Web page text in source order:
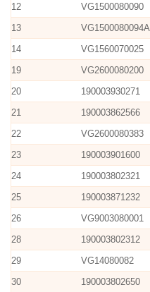
12
VG1500080090
13
VG1500080094A
14
VG1560070025
19
VG2600080200
20
190003930271
21
190003862566
22
VG2600080383
23
190003901600
24
190003802321
25
190003871232
26
VG9003080001
28
190003802312
29
VG14080082
30
190003802650